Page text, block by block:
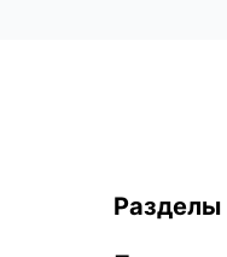
Разделы